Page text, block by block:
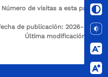
Número de visitas a esta página:
4
de publicación: 2026-03-19
Última modificación:
N/A